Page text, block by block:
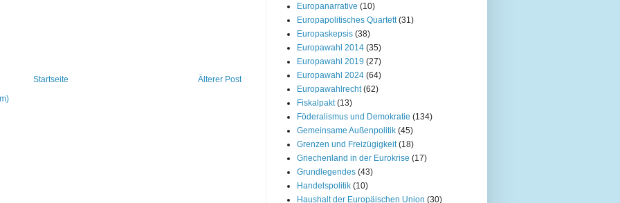
Älterer Post
Startseite
Europanarrative (10)
Europapolitisches Quartett (31)
Europaskepsis (38)
Europawahl 2014 (35)
Europawahl 2019 (27)
Europawahl 2024 (64)
Europawahlrecht (62)
Fiskalpakt (13)
Föderalismus und Demokratie (134)
Gemeinsame Außenpolitik (45)
Grenzen und Freizügigkeit (18)
Griechenland in der Eurokrise (17)
Grundlegendes (43)
Handelspolitik (10)
Haushalt der Europäischen Union (30)